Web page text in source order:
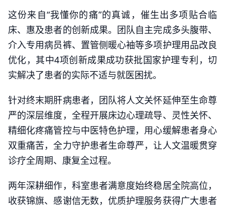
这份来自“我懂你的痛”的真诚，催生出多项贴合临
床、惠及患者的创新成果。团队自主完成多头腹带、
介入专用病员裤、置管侧暖心袖等多项护理用品改良
优化，其中4项创新成果成功获批国家护理专利，切
实解决了患者的实际不适与就医困扰。
针对终末期肝病患者，团队将人文关怀延伸至生命尊
严的深层维度，全程开展床边心理疏导、灵性关怀、
精细化疼痛管控与中医特色护理，用心缓解患者身心
双重痛苦，全力守护患者生命尊严，让人文温暖贯穿
诊疗全周期、康复全过程。
两年深耕细作，科室患者满意度始终稳居全院高位，
收获锦旗、感谢信无数，优质护理服务获得广大患者